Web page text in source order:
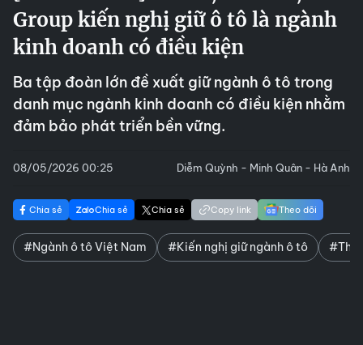
Group kiến nghị giữ ô tô là ngành
kinh doanh có điều kiện
Ba tập đoàn lớn đề xuất giữ ngành ô tô trong
danh mục ngành kinh doanh có điều kiện nhằm
đảm bảo phát triển bền vững.
08/05/2026 00:25 Diễm Quỳnh - Minh Quân - Hà Anh
Chia sẻ Chia sẻ Chia sẻ Copy link Theo dõi
#Ngành ô tô Việt Nam #Kiến nghị giữ ngành ô tô